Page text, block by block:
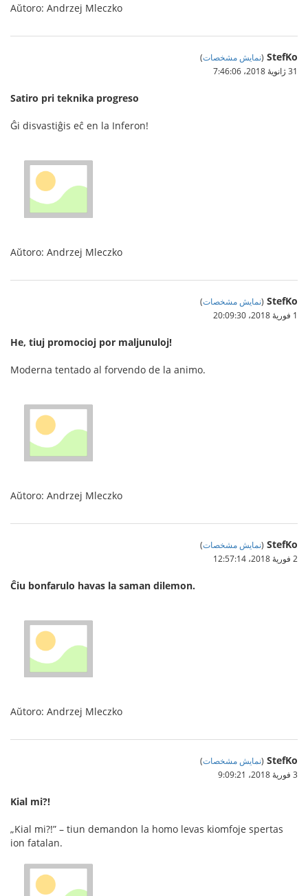
Aŭtoro: Andrzej Mleczko
StefKo
(نمایش مشخصات)
31 ژانویهٔ 2018،‏ 7:46:06
Satiro pri teknika progreso
Ĝi disvastiĝis eĉ en la Inferon!
Aŭtoro: Andrzej Mleczko
StefKo
(نمایش مشخصات)
1 فوریهٔ 2018،‏ 20:09:30
He, tiuj promocioj por maljunuloj!
Moderna tentado al forvendo de la animo.
Aŭtoro: Andrzej Mleczko
StefKo
(نمایش مشخصات)
2 فوریهٔ 2018،‏ 12:57:14
Ĉiu bonfarulo havas la saman dilemon.
Aŭtoro: Andrzej Mleczko
StefKo
(نمایش مشخصات)
3 فوریهٔ 2018،‏ 9:09:21
Kial mi?!
„Kial mi?!” – tiun demandon la homo levas kiomfoje spertas
ion fatalan.